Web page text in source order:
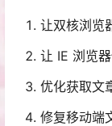
让双核浏览
让 IE 浏览
优化获取文
修复移动端